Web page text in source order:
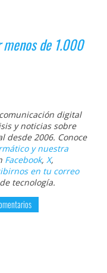
de 1.000
digital
y noticias sobre
desde 2006. Conoce
y nuestra
Facebook, X,
en tu correo
tecnología.